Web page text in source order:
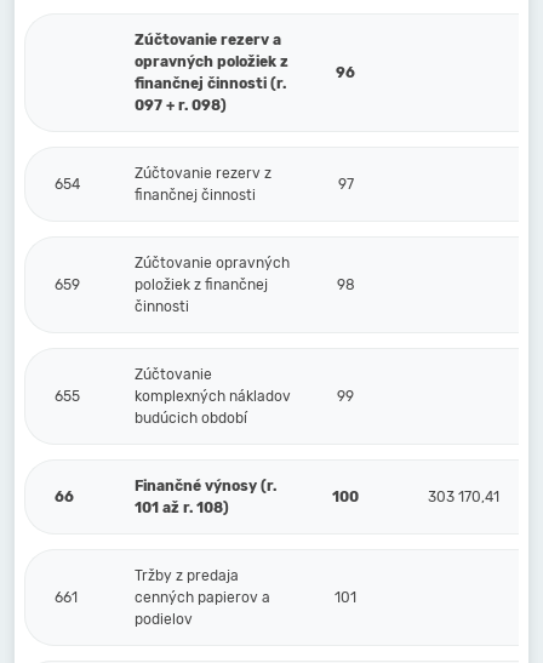
Zúčtovanie rezerv a
opravných položiek z
finančnej činnosti (r.
097 + r. 098)
96
654
Zúčtovanie rezerv z
finančnej činnosti
97
659
Zúčtovanie opravných
položiek z finančnej
činnosti
98
655
Zúčtovanie
komplexných nákladov
budúcich období
99
66
Finančné výnosy (r.
101 až r. 108)
100 303 170,41
661
Tržby z predaja
cenných papierov a
podielov
101